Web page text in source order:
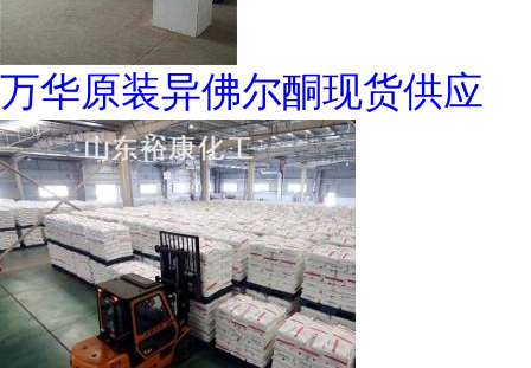
万华原装异佛尔酮现货供应